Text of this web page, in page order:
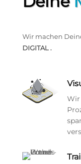
Wir machen
DIGITAL .
Wir